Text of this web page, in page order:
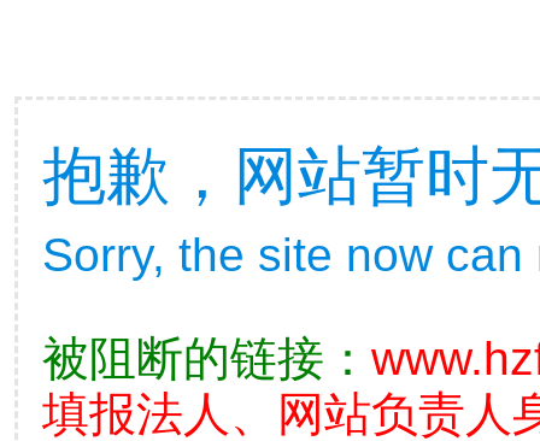
抱歉，网站暂时
Sorry, the site now
被阻断的链接：
填报法人、网站负责人